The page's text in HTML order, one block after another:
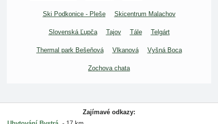
Ski Podkonice - Pleše Skicentrum Malachov
Slovenská Ľupča Tajov Tále Telgárt
Thermal park Bešeňová Vlkanová Vyšná Boca
Zochova chata
Zajímavé odkazy: